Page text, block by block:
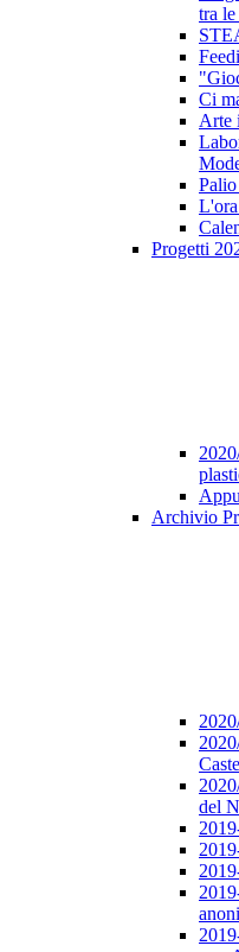
tra
Ci
Arte
Progetti
Archivio
del